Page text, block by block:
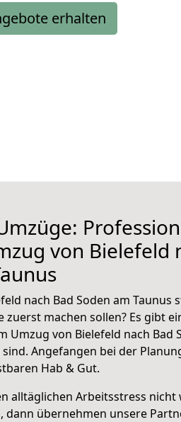
erhalten
von Bielefeld
nach Bad Soden am Taunus
zuerst machen sollen? Es gibt
Umzug von Bielefeld nach Bad
Angefangen bei der
Hab & Gut.
alltäglichen Arbeitsstress nicht
dann übernehmen unsere